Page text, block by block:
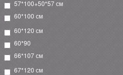
57*100+50*57 см
60*100 см
60*120 см
60*90
66*107 см
67*120 см